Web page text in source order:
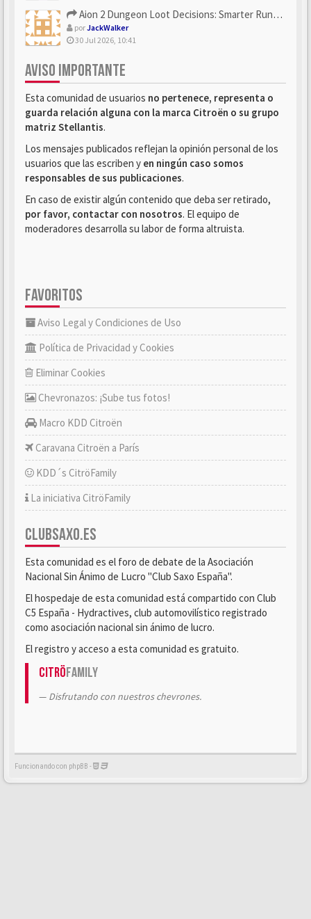
Aion 2 Dungeon Loot Decisions: Smarter Runs With U4N
porJackWalker
30 Jul 2026, 10:41
AVISO IMPORTANTE
Esta comunidad de usuarios no pertenece, representa o
guarda relación alguna con la marca Citroën o su grupo
matriz Stellantis.
Los mensajes publicados reflejan la opinión personal de los
usuarios que las escriben y en ningún caso somos
responsables de sus publicaciones.
En caso de existir algún contenido que deba ser retirado,
por favor, contactar con nosotros. El equipo de
moderadores desarrolla su labor de forma altruista.
FAVORITOS
Aviso Legal y Condiciones de Uso
Política de Privacidad y Cookies
Eliminar Cookies
Chevronazos: ¡Sube tus fotos!
Macro KDD Citroën
Caravana Citroën a París
KDD´s CitröFamily
La iniciativa CitröFamily
CLUBSAXO.ES
Esta comunidad es el foro de debate de la Asociación
Nacional Sin Ánimo de Lucro "Club Saxo España".
El hospedaje de esta comunidad está compartido con Club
C5 España - Hydractives, club automovilístico registrado
como asociación nacional sin ánimo de lucro.
El registro y acceso a esta comunidad es gratuito.
CitröFamily
Disfrutando con nuestros chevrones.
Funcionando con phpBB -